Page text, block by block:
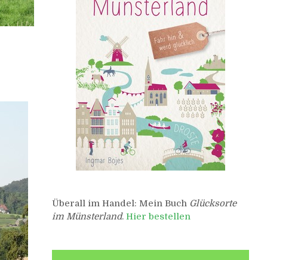
Überall im Handel: Mein Buch Glücksorte
im Münsterland. Hier bestellen